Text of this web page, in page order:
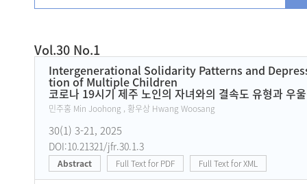
Vol.30 No.1
Current Issue
Intergenerational Solidarity Patterns and
tion of Multiple Children
코로나 19시기 제주 노인의 자녀와의 결속도 유형과 우
민주홍 Min Joohong , 황우상 Hwang Woosang
30(1) 3-21, 2025
DOI:10.21321/jfr.30.1.3
Abstract Full Text for PDF Full Text for XML